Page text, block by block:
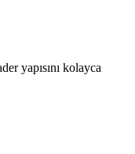
yapısını kolayca